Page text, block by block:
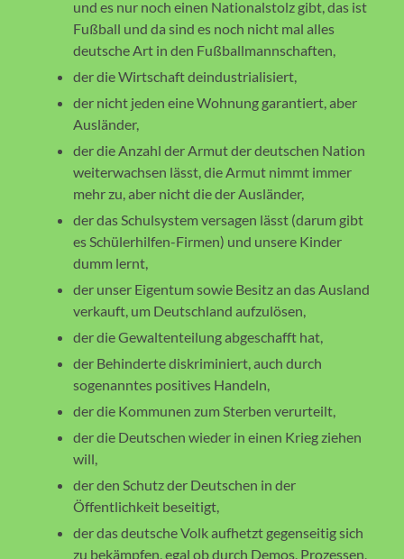
und es nur noch einen Nationalstolz gibt, das ist
Fußball und da sind es noch nicht mal alles
deutsche Art in den Fußballmannschaften,
der die Wirtschaft deindustrialisiert,
der nicht jeden eine Wohnung garantiert, aber
Ausländer,
der die Anzahl der Armut der deutschen Nation
weiterwachsen lässt, die Armut nimmt immer
mehr zu, aber nicht die der Ausländer,
der das Schulsystem versagen lässt (darum gibt
es Schülerhilfen-Firmen) und unsere Kinder
dumm lernt,
der unser Eigentum sowie Besitz an das Ausland
verkauft, um Deutschland aufzulösen,
der die Gewaltenteilung abgeschafft hat,
der Behinderte diskriminiert, auch durch
sogenanntes positives Handeln,
der die Kommunen zum Sterben verurteilt,
der die Deutschen wieder in einen Krieg ziehen
will,
der den Schutz der Deutschen in der
Öffentlichkeit beseitigt,
der das deutsche Volk aufhetzt gegenseitig sich
zu bekämpfen, egal ob durch Demos, Prozessen,